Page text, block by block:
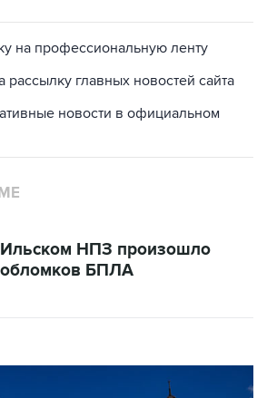
на профессиональную ленту
рассылку главных новостей сайта
новости в официальном
Ильском НПЗ произошло
обломков БПЛА